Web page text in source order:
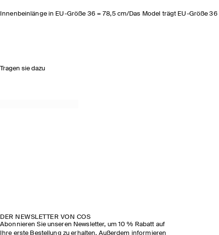
Innenbeinlänge in EU-Größe 36 = 78,5 cm/Das Model trägt EU-Größe 36
Tragen sie dazu
DER NEWSLETTER VON COS
Abonnieren Sie unseren Newsletter, um 10 % Rabatt auf
Ihre erste Bestellung zu erhalten. Außerdem informieren